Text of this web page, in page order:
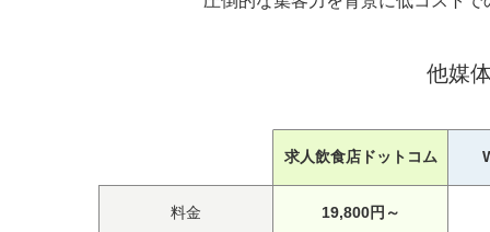
他媒
求人飲食店ドットコム
料金 19,800円～